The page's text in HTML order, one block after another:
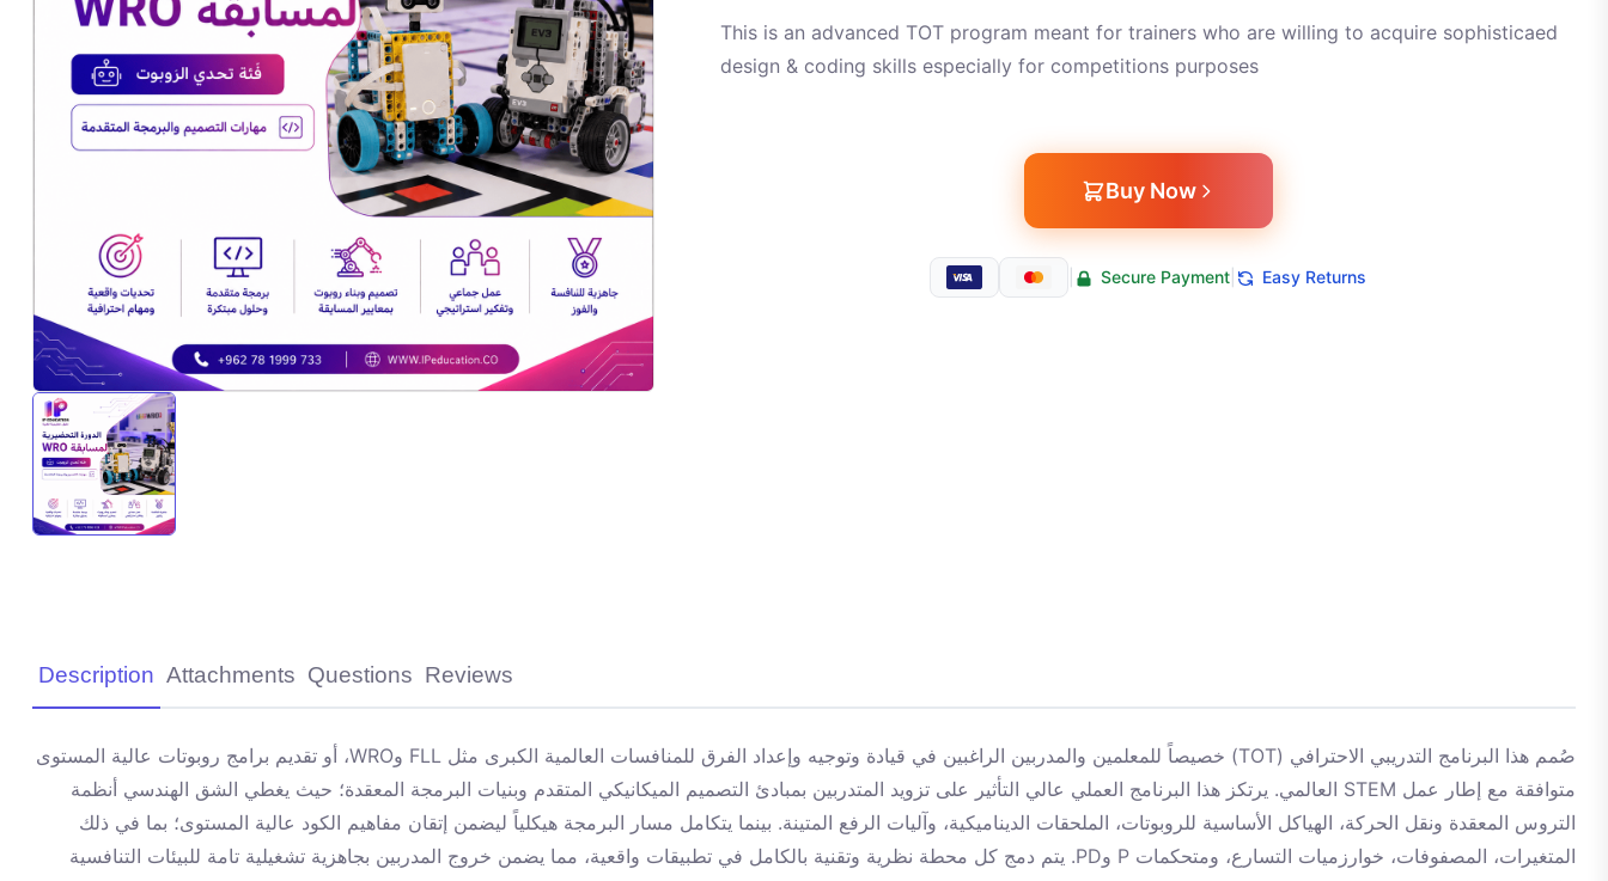
This is an advanced TOT program meant for trainers who are willing to acquire sophisticaed
design & coding skills especially for competitions purposes
Buy Now
Secure Payment Easy Returns
Description Attachments Questions Reviews
صُمم هذا البرنامج التدريبي الاحترافي (TOT) خصيصاً للمعلمين والمدربين الراغبين في قيادة وتوجيه وإعداد الفرق للمنافسات العالمية الكبرى مثل FLL وWRO، أو تقديم برامج روبوتات عالية المستوى
متوافقة مع إطار عمل STEM العالمي. يرتكز هذا البرنامج العملي عالي التأثير على تزويد المتدربين بمبادئ التصميم الميكانيكي المتقدم وبنيات البرمجة المعقدة؛ حيث يغطي الشق الهندسي أنظمة
التروس المعقدة ونقل الحركة، الهياكل الأساسية للروبوتات، الملحقات الديناميكية، وآليات الرفع المتينة. بينما يتكامل مسار البرمجة هيكلياً ليضمن إتقان مفاهيم الكود عالية المستوى؛ بما في ذلك
المتغيرات، المصفوفات، خوارزميات التسارع، ومتحكمات P وPD. يتم دمج كل محطة نظرية وتقنية بالكامل في تطبيقات واقعية، مما يضمن خروج المدربين بجاهزية تشغيلية تامة للبيئات التنافسية